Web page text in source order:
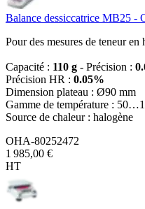
Balance dessiccatrice MB25 -
Pour des mesures de teneur
Capacité : 110 g - Précision :
Précision HR : 0.05%
Dimension plateau : Ø90 mm
Gamme de température :
Source de chaleur : halogène
OHA-80252472
1 985,00 €
HT